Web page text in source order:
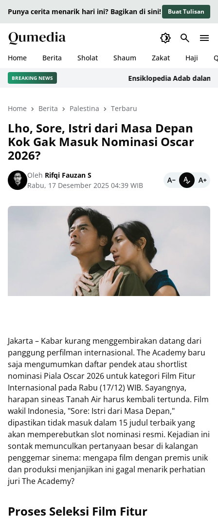
Punya cerita menarik hari ini? Bagikan di sini! Buat Tulisan
Home Berita Sholat Shaum Zakat Haji
BREAKING NEWS Ensiklopedia Adab dalam
Home Berita Palestina Terbaru
Lho, Sore, Istri dari Masa Depan
Kok Gak Masuk Nominasi Oscar
2026?
Oleh Rifqi Fauzan S
Rabu, 17 Desember 2025 04:39 WIB
Jakarta – Kabar kurang menggembirakan datang dari
panggung perfilman internasional. The Academy baru
saja mengumumkan daftar pendek atau shortlist
nominasi Piala Oscar 2026 untuk kategori Film Fitur
Internasional pada Rabu (17/12) WIB. Sayangnya,
harapan sineas Tanah Air harus kembali tertunda. Film
wakil Indonesia, "Sore: Istri dari Masa Depan,"
dipastikan tidak masuk dalam 15 judul terbaik yang
akan memperebutkan slot nominasi resmi. Kejadian ini
sontak memunculkan pertanyaan besar di kalangan
penggemar sinema: mengapa film dengan premis unik
dan produksi menjanjikan ini gagal menarik perhatian
juri The Academy?
Proses Seleksi Film Fitur